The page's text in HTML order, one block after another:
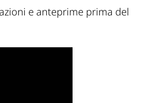
e anteprime prima del